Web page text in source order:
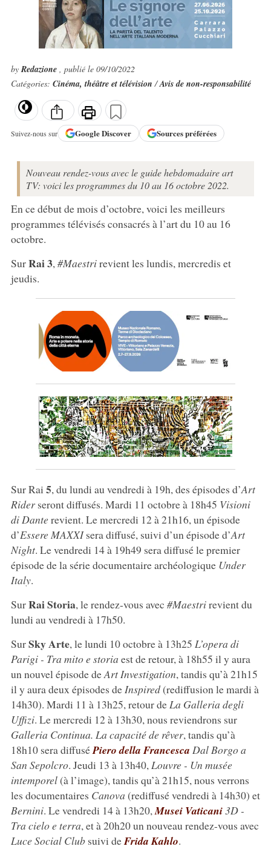
byRedazione , publié le 09/10/2022
Catégories: Cinéma, théâtre et télévision/Avis de non-responsabilité
Suivez-nous sur GoogleDiscover Sources préférées
Nouveau rendez-vous avec le guide hebdomadaire art
TV: voici les programmes du 10 au 16 octobre 2022.
En ce début de mois d’octobre, voici les meilleurs
programmes télévisés consacrés à l’art du 10 au 16
octobre.
SurRai 3, #Maestrirevient les lundis, mercredis et
jeudis.
Sur Rai 5, du lundi au vendredi à 19h, des épisodes d’Art
Riderseront diffusés. Mardi 11 octobre à 18h45 Visioni
di Danterevient. Le mercredi 12 à 21h16, un épisode
d’Essere MAXXIsera diffusé, suivi d’un épisode d’Art
Night. Le vendredi 14 à 19h49 sera diffusé le premier
épisode de la série documentaire archéologique Under
Italy.
SurRai Storia, le rendez-vous avec #Maestrirevient du
lundi au vendredi à 17h50.
SurSky Arte, le lundi 10 octobre à 13h25 L’opera di
Parigi - Tra mito e storia est de retour, à 18h55 il y aura
un nouvel épisode deArt Investigation, tandis qu’à 21h15
il y aura deux épisodes deInspired(rediffusion le mardi à
14h30). Mardi 11 à 13h25, retour de La Galleria degli
Uffizi. Le mercredi 12 à 13h30, nous reviendrons sur
Galleria Continua. La capacité de rêver, tandis qu’à
18h10 sera diffuséPiero della Francesca Dal Borgo a
San Sepolcro. Jeudi 13 à 13h40, Louvre - Un musée
intemporel(à l’image), tandis qu’à 21h15, nous verrons
les documentaires Canova (rediffusé vendredi à 14h30) et
Bernini. Le vendredi 14 à 13h20, Musei Vaticani3D -
Tra cielo e terra, et à 20h20 un nouveau rendez-vous avec
Luce Social Clubsuivi deFrida Kahlo.